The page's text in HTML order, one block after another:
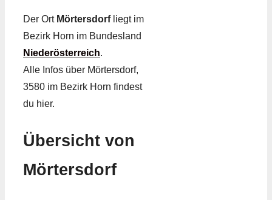
Der Ort Mörtersdorfliegt im
Bezirk Horn im Bundesland
Niederösterreich.
Alle Infos über Mörtersdorf,
3580 im Bezirk Horn findest
du hier.
Übersicht von
Mörtersdorf